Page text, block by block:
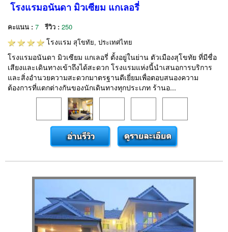
โรงแรมอนันดา มิวเซียม แกเลอรี่
คะแนน : 7 รีวิว : 250
โรงแรม สุโขทัย, ประเทศไทย
โรงแรมอนันดา มิวเซียม แกเลอรี่ ตั้งอยู่ในย่าน ตัวเมืองสุโขทัย ที่มีชื่อ
เสียงและเดินทางเข้าถึงได้สะดวก โรงแรมแห่งนี้นำเสนอการบริการ
และสิ่งอำนวยความสะดวกมาตรฐานดีเยี่ยมเพื่อตอบสนองความ
ต้องการที่แตกต่างกันของนักเดินทางทุกประเภท ร้านอ...